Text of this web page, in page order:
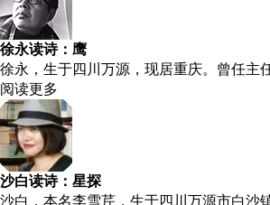
徐永读诗：鹰
徐永，生于四川万源，现居重庆。曾任主
阅读更多
沙白读诗：星探
沙白，本名李雪芹，生于四川万源市白沙